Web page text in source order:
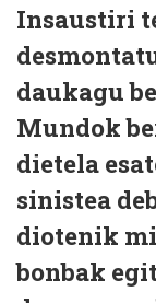
Insaustiri
daukagu
Mundok
dietela
sinistea
diotenik
bonbak